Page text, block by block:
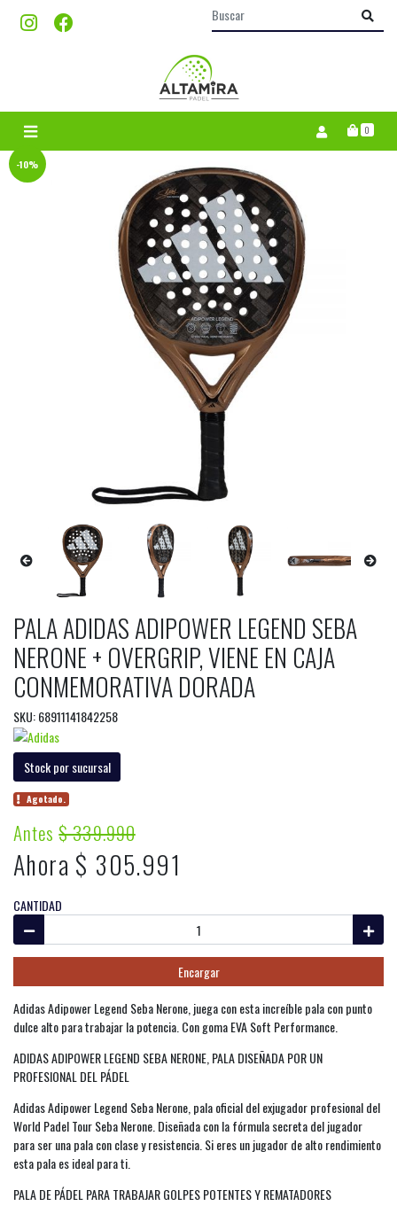
0
-10%
PALA ADIDAS ADIPOWER LEGEND SEBA
NERONE + OVERGRIP, VIENE EN CAJA
CONMEMORATIVA DORADA
SKU: 68911141842258
Stock por sucursal
Agotado.
Antes$ 339.990
Ahora $ 305.991
CANTIDAD
Encargar
Adidas Adipower Legend Seba Nerone, juega con esta increíble pala con punto
dulce alto para trabajar la potencia. Con goma EVA Soft Performance.
ADIDAS ADIPOWER LEGEND SEBA NERONE, PALA DISEÑADA POR UN
PROFESIONAL DEL PÁDEL
Adidas Adipower Legend Seba Nerone, pala oficial del exjugador profesional del
World Padel Tour Seba Nerone. Diseñada con la fórmula secreta del jugador
para ser una pala con clase y resistencia. Si eres un jugador de alto rendimiento
esta pala es ideal para ti.
PALA DE PÁDEL PARA TRABAJAR GOLPES POTENTES Y REMATADORES